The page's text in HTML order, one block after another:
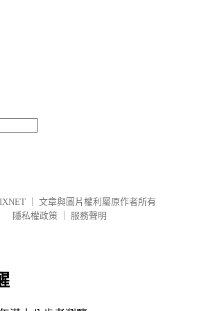
文章與圖片權利屬原作者所有
隱私權政策
服務聲明